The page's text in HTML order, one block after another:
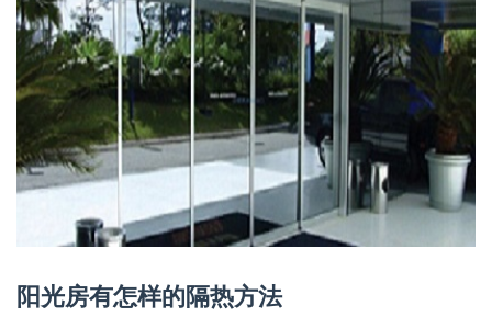
阳光房有怎样的隔热方法